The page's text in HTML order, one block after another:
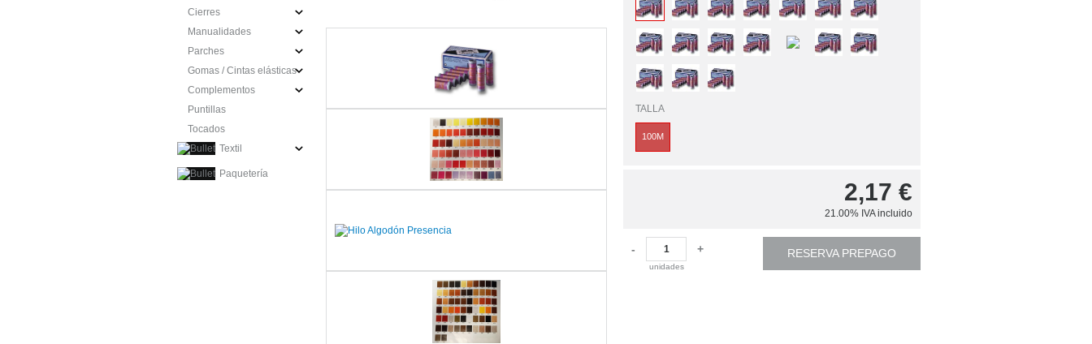
Cierres
Manualidades
Parches
Gomas / Cintas elásticas
Complementos
Puntillas
Tocados
Textil
Paquetería
TALLA
100M
2,17 €
21.00% IVA incluido
-
unidades
+ RESERVA PREPAGO